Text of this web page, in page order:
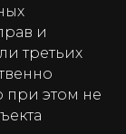
и
третьих
при этом не